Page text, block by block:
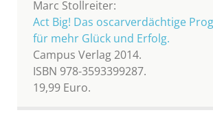
Marc Stollreiter:
Act Big! Das oscarverdächtige
für mehr Glück und Erfolg.
Campus Verlag 2014.
ISBN 978-3593399287.
19,99 Euro.